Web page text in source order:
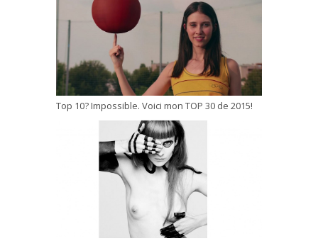
Top 10? Impossible. Voici mon TOP 30 de 2015!